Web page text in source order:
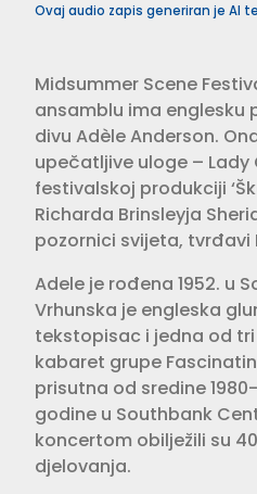
Ovaj audio zapis generiran je AI
Midsummer Scene
ansamblu ima englesku
divu Adèle Anderson.
upečatljive uloge – Lady
festivalskoj produkciji
Richarda Brinsleyja
pozornici svijeta, tvrđavi
Adele je rođena 1952. u
Vrhunska je engleska
tekstopisac i jedna od
kabaret grupe
prisutna od sredine
godine u Southbank
koncertom obilježili su
djelovanja.